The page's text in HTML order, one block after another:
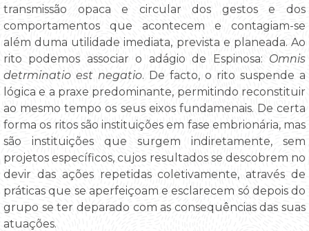
transmissão opaca e circular dos gestos e dos
comportamentos que acontecem e contagiam-se
além duma utilidade imediata, prevista e planeada. Ao
rito podemos associar o adágio de Espinosa: Omnis
detrminatio est negatio. De facto, o rito suspende a
lógica e a praxe predominante, permitindo reconstituir
ao mesmo tempo os seus eixos fundamenais. De certa
forma os ritos são instituições em fase embrionária, mas
são instituições que surgem indiretamente, sem
projetos específicos, cujos resultados se descobrem no
devir das ações repetidas coletivamente, através de
práticas que se aperfeiçoam e esclarecem só depois do
grupo se ter deparado com as consequências das suas
atuações.